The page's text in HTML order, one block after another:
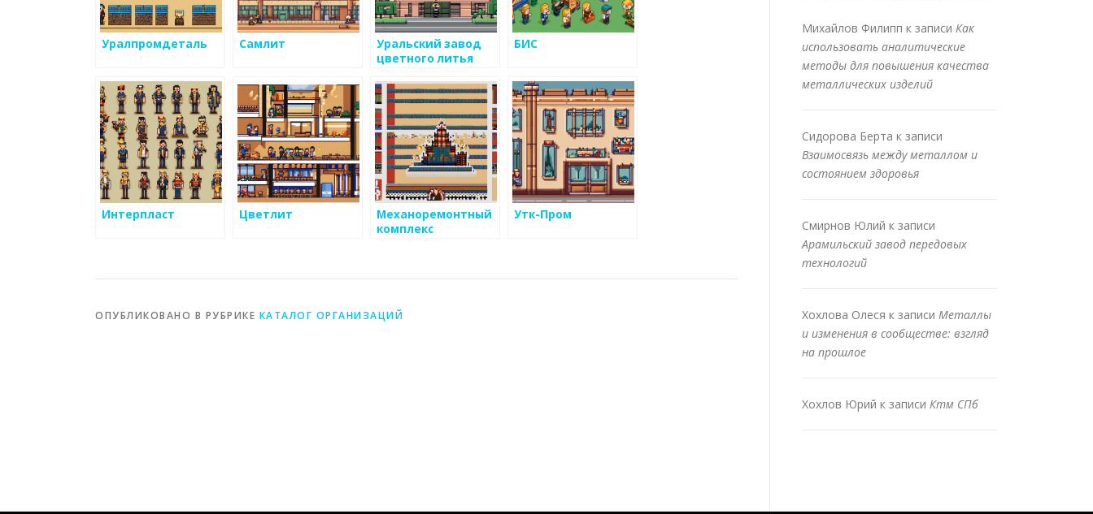
Уралпромдеталь Самлит
Уральский завод
цветного литья
БИС
Интерпласт Цветлит
Механоремонтный
комплекс
Утк-Пром
ОПУБЛИКОВАНО В РУБРИКЕ КАТАЛОГ ОРГАНИЗАЦИЙ
Михайлов Филипп к записи Как
использовать аналитические
методы для повышения качества
металлических изделий
Сидорова Берта к записи
Взаимосвязь между металлом и
состоянием здоровья
Смирнов Юлий к записи
Арамильский завод передовых
технологий
Хохлова Олеся к записи Металлы
и изменения в сообществе: взгляд
на прошлое
Хохлов Юрий к записи Ктм СПб